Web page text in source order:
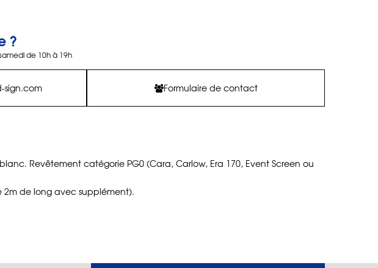
?
de 10h à 19h
sign.com Formulaire de contact
Revêtement catégorie PG0 (Cara, Carlow, Era 170, Event Screen ou
de long avec supplément).